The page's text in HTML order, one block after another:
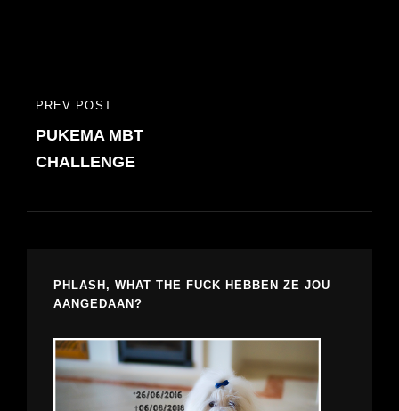
Bericht
navigatie
PREVIOUS
POST
PREV POST
PUKEMA MBT
CHALLENGE
PHLASH, WHAT THE FUCK HEBBEN ZE JOU
AANGEDAAN?